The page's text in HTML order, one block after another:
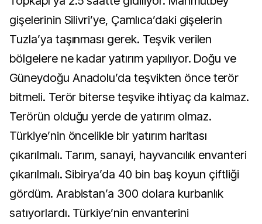
gişelerinin Silivri’ye, Çamlıca’daki gişelerin
Tuzla’ya taşınması gerek. Teşvik verilen
bölgelere ne kadar yatırım yapılıyor. Doğu ve
Güneydoğu Anadolu’da teşvikten önce terör
bitmeli. Terör biterse teşvike ihtiyaç da kalmaz.
Terörün olduğu yerde de yatırım olmaz.
Türkiye’nin öncelikle bir yatırım haritası
çıkarılmalı. Tarım, sanayi, hayvancılık envanteri
çıkarılmalı. Sibirya’da 40 bin baş koyun çiftliği
gördüm. Arabistan’a 300 dolara kurbanlık
satıyorlardı. Türkiye’nin envanterini